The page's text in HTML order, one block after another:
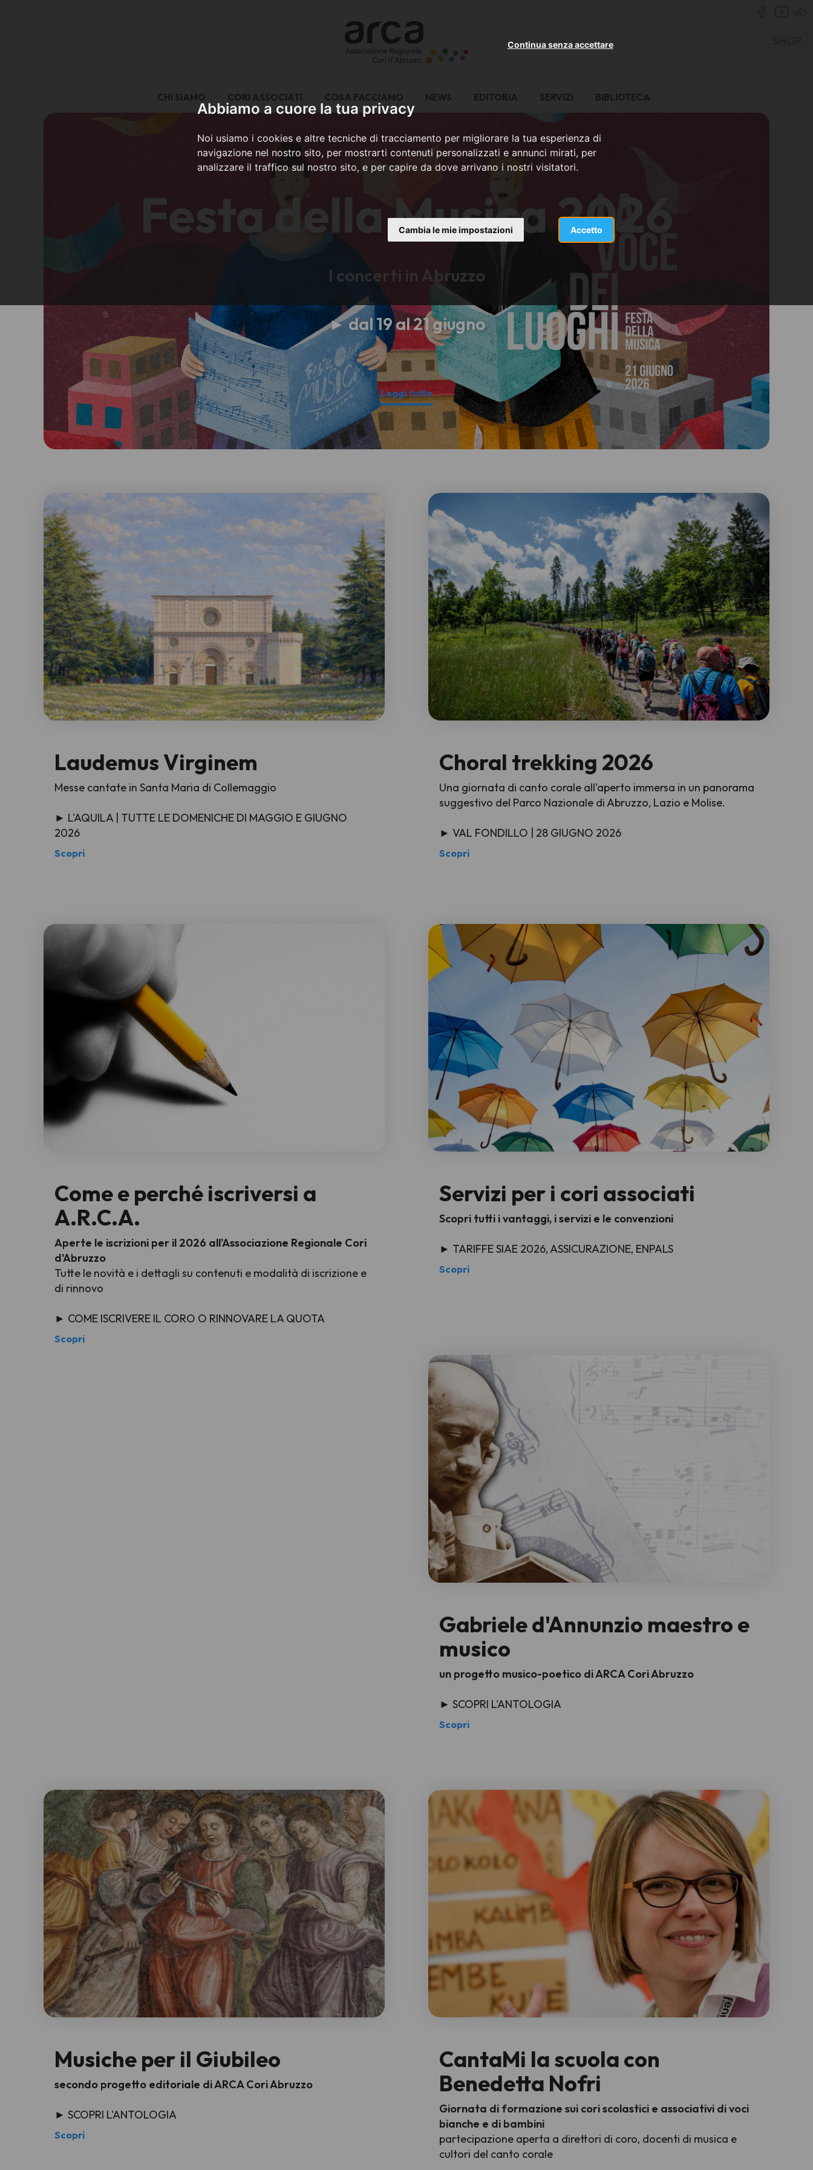
Abbiamo a cuore la tua privacy
Noi usiamo i cookies e altre tecniche di tracciamento per migliorare la tua esperienza di
navigazione nel nostro sito, per mostrarti contenuti personalizzati e annunci mirati, per
analizzare il traffico sul nostro sito, e per capire da dove arrivano i nostri visitatori.
Accetto
Continua senza accettare
Cambia le mie impostazioni
CHI SIAMO CORI ASSOCIATI COSA FACCIAMO NEWS EDITORIA SERVIZI BIBLIOTECA
Festa della Musica 2026
I concerti in Abruzzo
► dal 19 al 21 giugno
Leggi tutto
Laudemus Virginem
Messe cantate in Santa Maria di Collemaggio
► L'AQUILA | TUTTE LE DOMENICHE DI MAGGIO E GIUGNO
2026
Scopri
Choral trekking 2026
Una giornata di canto corale all'aperto immersa in un panorama
suggestivo del Parco Nazionale di Abruzzo, Lazio e Molise.
► VAL FONDILLO | 28 GIUGNO 2026
Scopri
Come e perché iscriversi a
A.R.C.A.
Aperte le iscrizioni per il 2026 all'Associazione Regionale Cori
d'Abruzzo
Tutte le novità e i dettagli su contenuti e modalità di iscrizione e
di rinnovo
► COME ISCRIVERE IL CORO O RINNOVARE LA QUOTA
Scopri
Servizi per i cori associati
Scopri tutti i vantaggi, i servizi e le convenzioni
► TARIFFE SIAE 2026, ASSICURAZIONE, ENPALS
Scopri
Gabriele d'Annunzio maestro e
musico
un progetto musico-poetico di ARCA Cori Abruzzo
► SCOPRI L'ANTOLOGIA
Scopri
Musiche per il Giubileo
secondo progetto editoriale di ARCA Cori Abruzzo
► SCOPRI L'ANTOLOGIA
Scopri
CantaMi la scuola con
Benedetta Nofri
Giornata di formazione sui cori scolastici e associativi di voci
bianche e di bambini
partecipazione aperta a direttori di coro, docenti di musica e
cultori del canto corale